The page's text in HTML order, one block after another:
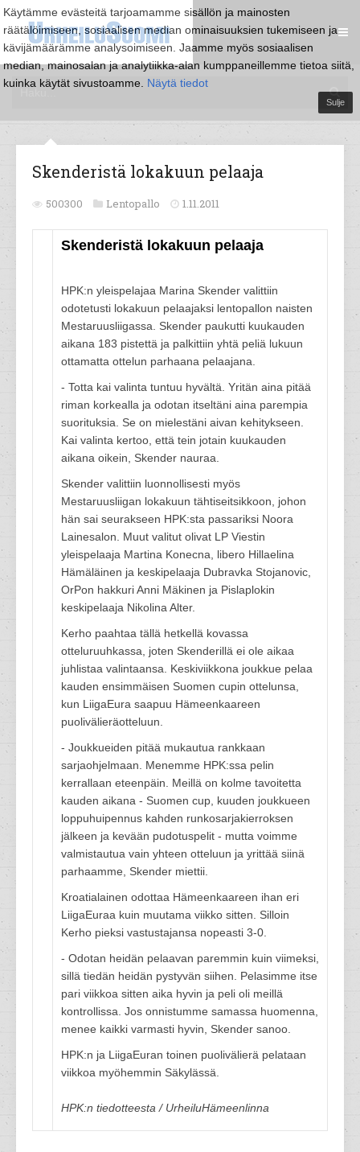
Käytämme evästeitä tarjoamamme sisällön ja mainosten
räätälöimiseen, sosiaalisen median ominaisuuksien tukemiseen ja
kävijämäärämme analysoimiseen. Jaamme myös sosiaalisen
median, mainosalan ja analytiikka-alan kumppaneillemme tietoa siitä,
kuinka käytät sivustoamme. Näytä tiedot
Sulje
Skenderistä lokakuun pelaaja
500300 Lentopallo 1.11.2011
Skenderistä lokakuun pelaaja
HPK:n yleispelajaa Marina Skender valittiin
odotetusti lokakuun pelaajaksi lentopallon naisten
Mestaruusliigassa. Skender paukutti kuukauden
aikana 183 pistettä ja palkittiin yhtä peliä lukuun
ottamatta ottelun parhaana pelaajana.
- Totta kai valinta tuntuu hyvältä. Yritän aina pitää
riman korkealla ja odotan itseltäni aina parempia
suorituksia. Se on mielestäni aivan kehitykseen.
Kai valinta kertoo, että tein jotain kuukauden
aikana oikein, Skender nauraa.
Skender valittiin luonnollisesti myös
Mestaruusliigan lokakuun tähtiseitsikkoon, johon
hän sai seurakseen HPK:sta passariksi Noora
Lainesalon. Muut valitut olivat LP Viestin
yleispelaaja Martina Konecna, libero Hillaelina
Hämäläinen ja keskipelaaja Dubravka Stojanovic,
OrPon hakkuri Anni Mäkinen ja Pislaplokin
keskipelaaja Nikolina Alter.
Kerho paahtaa tällä hetkellä kovassa
otteluruuhkassa, joten Skenderillä ei ole aikaa
juhlistaa valintaansa. Keskiviikkona joukkue pelaa
kauden ensimmäisen Suomen cupin ottelunsa,
kun LiigaEura saapuu Hämeenkaareen
puolivälieräotteluun.
- Joukkueiden pitää mukautua rankkaan
sarjaohjelmaan. Menemme HPK:ssa pelin
kerrallaan eteenpäin. Meillä on kolme tavoitetta
kauden aikana - Suomen cup, kuuden joukkueen
loppuhuipennus kahden runkosarjakierroksen
jälkeen ja kevään pudotuspelit - mutta voimme
valmistautua vain yhteen otteluun ja yrittää siinä
parhaamme, Skender miettii.
Kroatialainen odottaa Hämeenkaareen ihan eri
LiigaEuraa kuin muutama viikko sitten. Silloin
Kerho pieksi vastustajansa nopeasti 3-0.
- Odotan heidän pelaavan paremmin kuin viimeksi,
sillä tiedän heidän pystyvän siihen. Pelasimme itse
pari viikkoa sitten aika hyvin ja peli oli meillä
kontrollissa. Jos onnistumme samassa huomenna,
menee kaikki varmasti hyvin, Skender sanoo.
HPK:n ja LiigaEuran toinen puolivälierä pelataan
viikkoa myöhemmin Säkylässä.
HPK:n tiedotteesta / UrheiluHämeenlinna